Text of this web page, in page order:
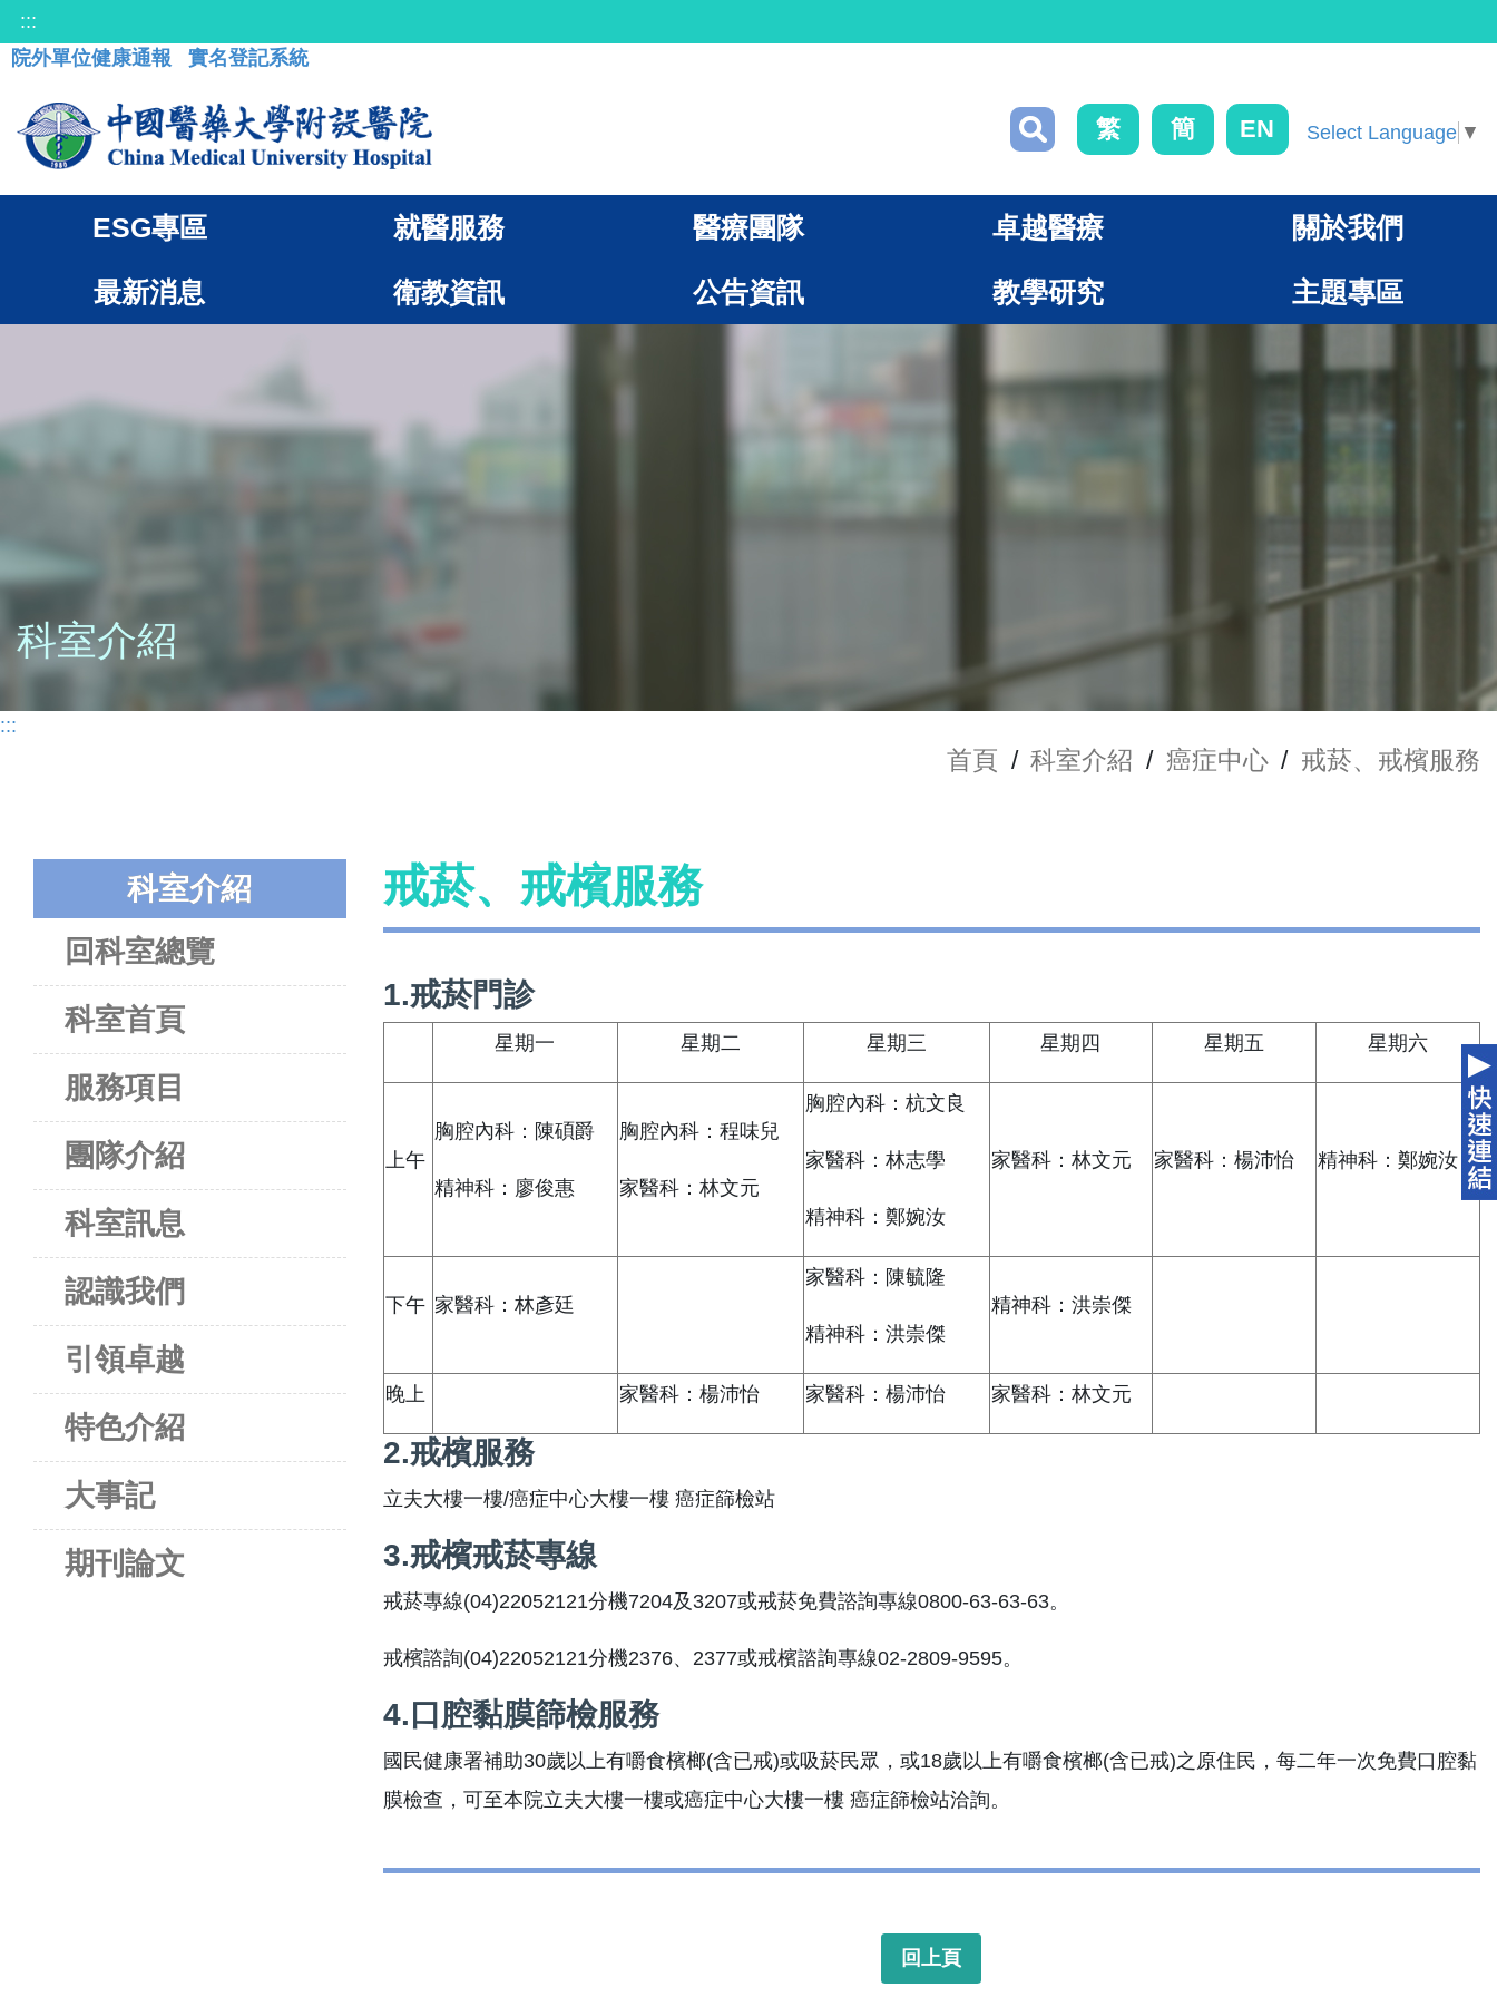
:::
院外單位健康通報
實名登記系統
繁 簡 EN Select Language ▼
ESG專區 就醫服務 醫療團隊 卓越醫療 關於我們
最新消息 衛教資訊 公告資訊 教學研究 主題專區
科室介紹
:::
首頁 / 科室介紹 / 癌症中心 / 戒菸、戒檳服務
科室介紹
回科室總覽
科室首頁
服務項目
團隊介紹
科室訊息
認識我們
引領卓越
特色介紹
大事記
期刊論文
戒菸、戒檳服務
1.戒菸門診
星期一 星期二 星期三 星期四 星期五 星期六
上午
胸腔內科：陳碩爵
精神科：廖俊惠
胸腔內科：程味兒
家醫科：林文元
胸腔內科：杭文良
家醫科：林志學
精神科：鄭婉汝
家醫科：林文元 家醫科：楊沛怡 精神科：鄭婉汝
下午 家醫科：林彥廷
家醫科：陳毓隆
精神科：洪崇傑
精神科：洪崇傑
晚上 家醫科：楊沛怡 家醫科：楊沛怡 家醫科：林文元
2.戒檳服務
立夫大樓一樓/癌症中心大樓一樓 癌症篩檢站
3.戒檳戒菸專線
戒菸專線(04)22052121分機7204及3207或戒菸免費諮詢專線0800-63-63-63。
戒檳諮詢(04)22052121分機2376、2377或戒檳諮詢專線02-2809-9595。
4.口腔黏膜篩檢服務
國民健康署補助30歲以上有嚼食檳榔(含已戒)或吸菸民眾，或18歲以上有嚼食檳榔(含已戒)之原住民，每二年一次免費口腔黏
膜檢查，可至本院立夫大樓一樓或癌症中心大樓一樓 癌症篩檢站洽詢。
回上頁